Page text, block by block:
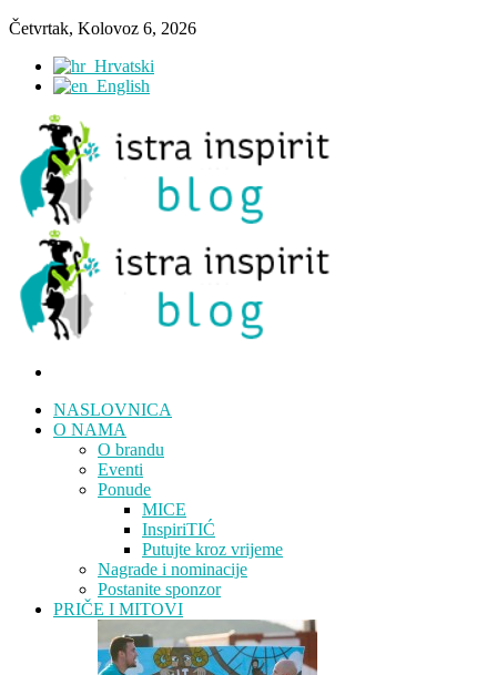
Četvrtak, Kolovoz 6, 2026
Hrvatski
English
NASLOVNICA
O NAMA
O brandu
Eventi
Ponude
MICE
InspiriTIĆ
Putujte kroz vrijeme
Nagrade i nominacije
Postanite sponzor
PRIČE I MITOVI